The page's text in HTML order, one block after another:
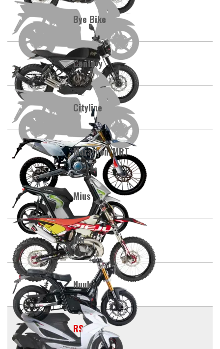
Bye Bike
Century
Cityline
Marathon/MRT
Mius
MR
Nuuk
RS